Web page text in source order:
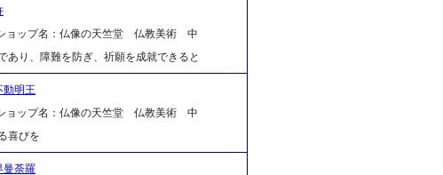
ョップ名：仏像の天竺堂 仏教美術 中
あり、障難を防ぎ、祈願を成就できると
動明王
ョップ名：仏像の天竺堂 仏教美術 中
喜びを
曼荼羅